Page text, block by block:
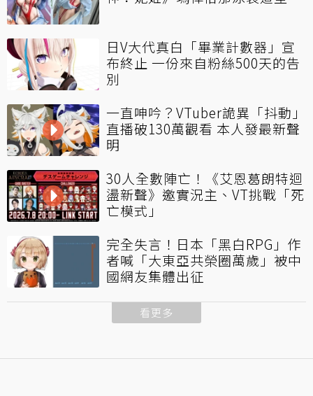
日V大代真白「畢業計數器」宣
布終止 一份來自粉絲500天的告
別
一直呻吟？VTuber詭異「抖動」
直播破130萬觀看 本人發最新聲
明
30人全數陣亡！《艾恩葛朗特迴
盪新聲》邀實況主、VT挑戰「死
亡模式」
完全失言！日本「黑白RPG」作
者喊「大東亞共榮圈萬歲」被中
國網友集體出征
看更多